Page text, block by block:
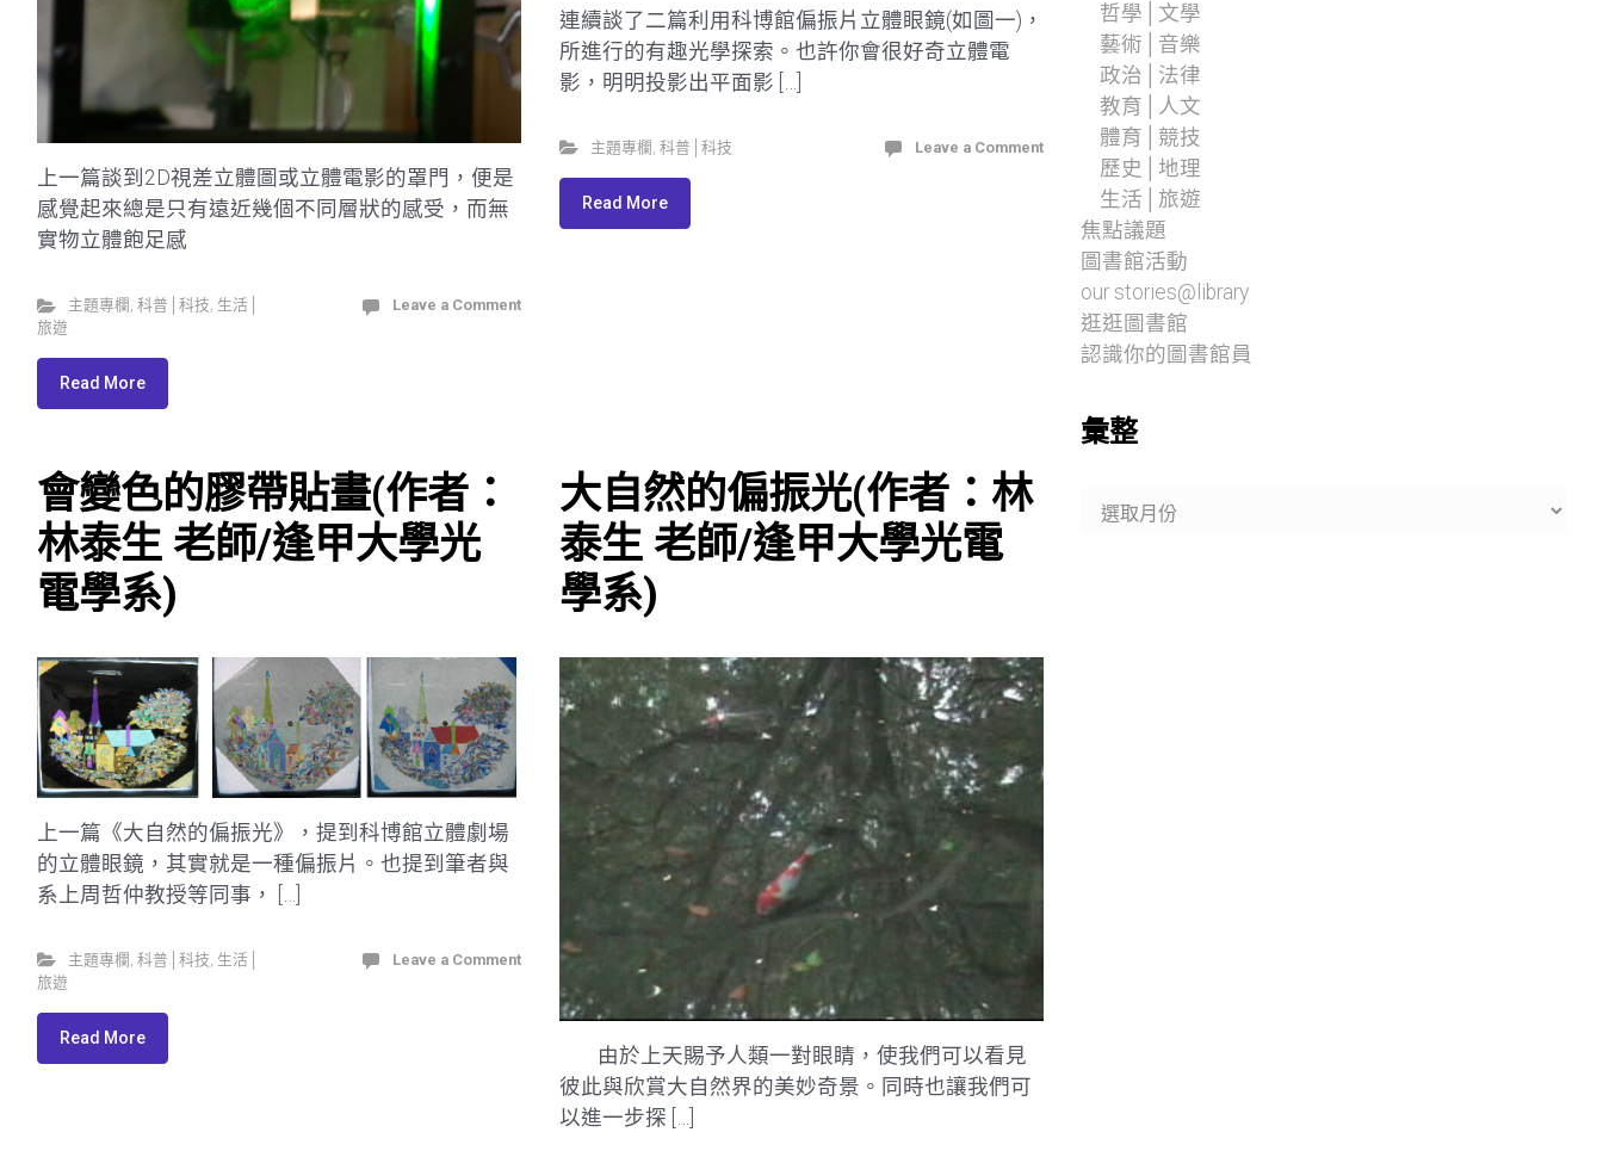
上一篇談到2D視差立體圖或立體電影的罩門，便是
感覺起來總是只有遠近幾個不同層狀的感受，而無
實物立體飽足感
主題專欄 , 科普│科技, 生活│
旅遊
Leave a Comment
Read More
連續談了二篇利用科博館偏振片立體眼鏡(如圖一)，
所進行的有趣光學探索。也許你會很好奇立體電
影，明明投影出平面影 […]
主題專欄 科普│科技 Leave a Comment
Read More
會變色的膠帶貼畫(作者：
林泰生 老師/逢甲大學光
電學系)
上一篇《大自然的偏振光》，提到科博館立體劇場
的立體眼鏡，其實就是一種偏振片。也提到筆者與
系上周哲仲教授等同事， […]
主題專欄 科普│科技 生活│
旅遊
Leave a Comment
Read More
大自然的偏振光(作者：林
泰生 老師/逢甲大學光電
學系)
由於上天賜予人類一對眼睛，使我們可以看見
彼此與欣賞大自然界的美妙奇景。同時也讓我們可
以進一步探 […]
哲學│文學
藝術│音樂
政治│法律
教育│人文
體育│競技
歷史│地理
生活│旅遊
焦點議題
圖書館活動
our stories@library
逛逛圖書館
認識你的圖書館員
彙整